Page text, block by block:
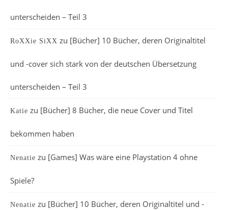
unterscheiden – Teil 3
RoXXie SiXX zu [Bücher] 10 Bücher, deren Originaltitel
und -cover sich stark von der deutschen Übersetzung
unterscheiden – Teil 3
Katie zu [Bücher] 8 Bücher, die neue Cover und Titel
bekommen haben
Nenatie zu [Games] Was wäre eine Playstation 4 ohne
Spiele?
Nenatie zu [Bücher] 10 Bücher, deren Originaltitel und -